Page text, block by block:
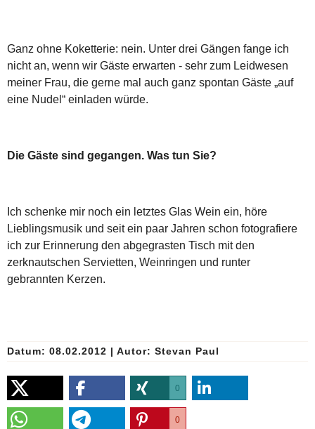
Ganz ohne Koketterie: nein. Unter drei Gängen fange ich
nicht an, wenn wir Gäste erwarten - sehr zum Leidwesen
meiner Frau, die gerne mal auch ganz spontan Gäste „auf
eine Nudel“ einladen würde.
Die Gäste sind gegangen. Was tun Sie?
Ich schenke mir noch ein letztes Glas Wein ein, höre
Lieblingsmusik und seit ein paar Jahren schon fotografiere
ich zur Erinnerung den abgegrasten Tisch mit den
zerknautschen Servietten, Weinringen und runter
gebrannten Kerzen.
Datum: 08.02.2012 | Autor: Stevan Paul
0
0